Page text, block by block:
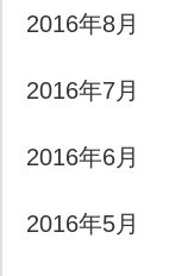
2016年8月
2016年7月
2016年6月
2016年5月